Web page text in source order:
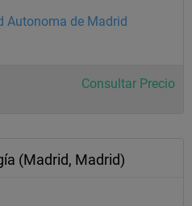
Autonoma de Madrid
Consultar Precio
(Madrid, Madrid)